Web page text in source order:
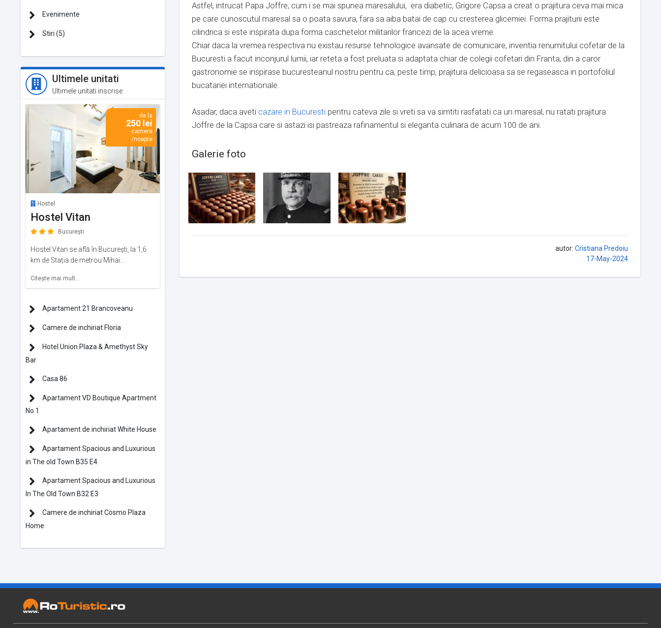
Evenimente
Stiri (5)
Ultimele unitati
Ultimele unitati inscrise
de la
250 lei
camera
/noapte
Hostel
Hostel Vitan
București
Hostel Vitan se află în București, la 1,6
km de Stația de metrou Mihai...
Citeşte mai mult...
Apartament 21 Brancoveanu
Camere de inchiriat Floria
Hotel Union Plaza & Amethyst Sky
Bar
Casa 86
Apartament VD Boutique Apartment
No 1
Apartament de inchiriat White House
Apartament Spacious and Luxurious
in The old Town B35 E4
Apartament Spacious and Luxurious
In The Old Town B32 E3
Camere de inchiriat Cosmo Plaza
Home
Astfel, intrucat Papa Joffre, cum i se mai spunea maresalului, era diabetic, Grigore Capsa a creat o prajitura ceva mai mica
pe care cunoscutul maresal sa o poata savura, fara sa aiba batai de cap cu cresterea glicemiei. Forma prajiturii este
cilindrica si este inspirata dupa forma caschetelor militarilor francezi de la acea vreme.
Chiar daca la vremea respectiva nu existau resurse tehnologice avansate de comunicare, inventia renumitului cofetar de la
Bucuresti a facut inconjurul lumii, iar reteta a fost preluata si adaptata chiar de colegii cofetari din Franta, din a caror
gastronomie se inspirase bucuresteanul nostru pentru ca, peste timp, prajitura delicioasa sa se regaseasca in portofoliul
bucatariei internationale.
Asadar, daca aveti cazare in Bucurestipentru cateva zile si vreti sa va simtiti rasfatati ca un maresal, nu ratati prajitura
Joffre de la Capsa care si astazi isi pastreaza rafinamentul si eleganta culinara de acum 100 de ani.
Galerie foto
autor: Cristiana Predoiu
17-May-2024